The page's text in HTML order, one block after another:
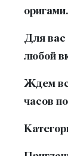
оригами.
Для вас
любой
Ждем
часов